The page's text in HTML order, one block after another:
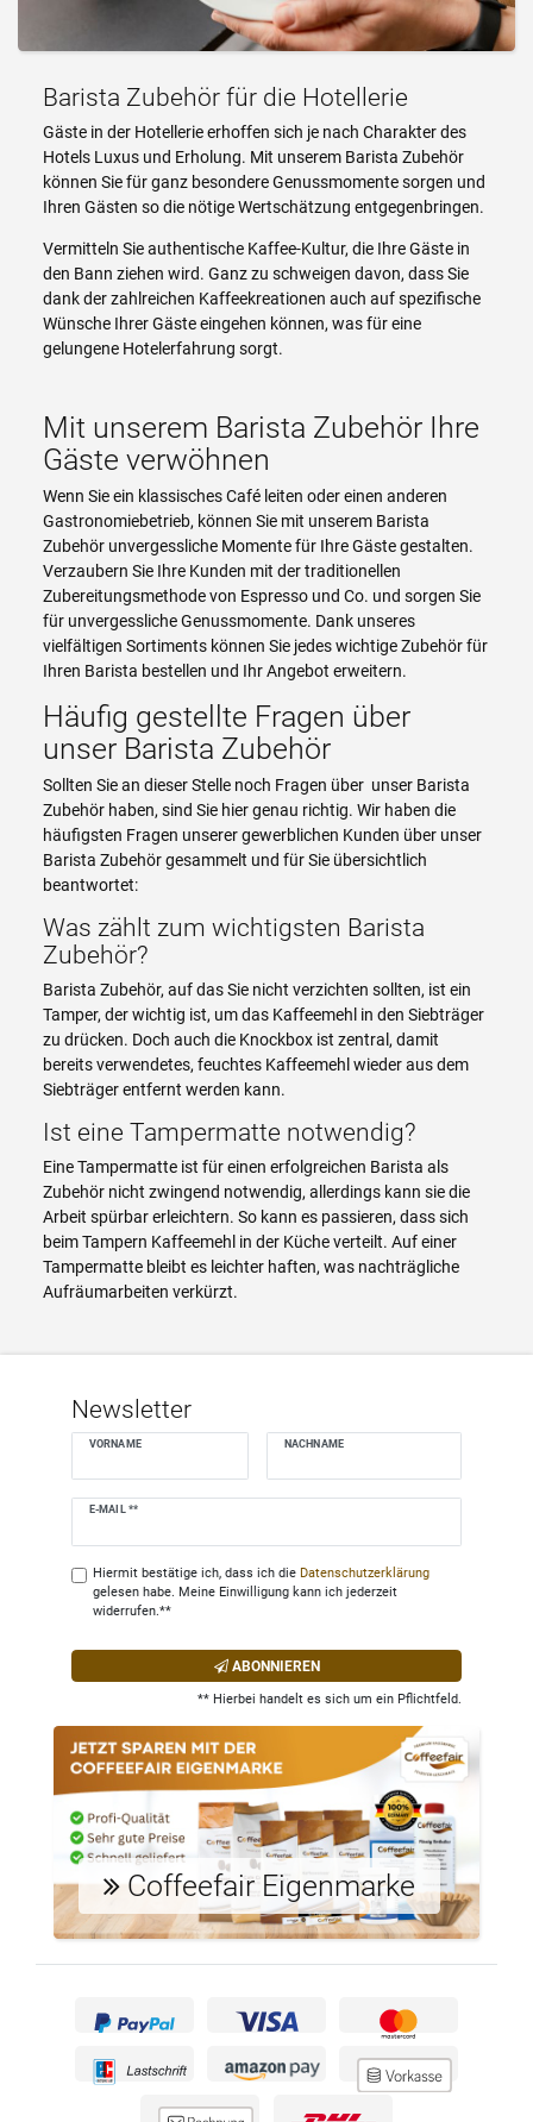
Barista Zubehör für die Hotellerie
Gäste in der Hotellerie erhoffen sich je nach Charakter des
Hotels Luxus und Erholung. Mit unserem Barista Zubehör
können Sie für ganz besondere Genussmomente sorgen und
Ihren Gästen so die nötige Wertschätzung entgegenbringen.
Vermitteln Sie authentische Kaffee-Kultur, die Ihre Gäste in
den Bann ziehen wird. Ganz zu schweigen davon, dass Sie
dank der zahlreichen Kaffeekreationen auch auf spezifische
Wünsche Ihrer Gäste eingehen können, was für eine
gelungene Hotelerfahrung sorgt.
Mit unserem Barista Zubehör Ihre
Gäste verwöhnen
Wenn Sie ein klassisches Café leiten oder einen anderen
Gastronomiebetrieb, können Sie mit unserem Barista
Zubehör unvergessliche Momente für Ihre Gäste gestalten.
Verzaubern Sie Ihre Kunden mit der traditionellen
Zubereitungsmethode von Espresso und Co. und sorgen Sie
für unvergessliche Genussmomente. Dank unseres
vielfältigen Sortiments können Sie jedes wichtige Zubehör für
Ihren Barista bestellen und Ihr Angebot erweitern.
Häufig gestellte Fragen über
unser Barista Zubehör
Sollten Sie an dieser Stelle noch Fragen über unser Barista
Zubehör haben, sind Sie hier genau richtig. Wir haben die
häufigsten Fragen unserer gewerblichen Kunden über unser
Barista Zubehör gesammelt und für Sie übersichtlich
beantwortet:
Was zählt zum wichtigsten Barista
Zubehör?
Barista Zubehör, auf das Sie nicht verzichten sollten, ist ein
Tamper, der wichtig ist, um das Kaffeemehl in den Siebträger
zu drücken. Doch auch die Knockbox ist zentral, damit
bereits verwendetes, feuchtes Kaffeemehl wieder aus dem
Siebträger entfernt werden kann.
Ist eine Tampermatte notwendig?
Eine Tampermatte ist für einen erfolgreichen Barista als
Zubehör nicht zwingend notwendig, allerdings kann sie die
Arbeit spürbar erleichtern. So kann es passieren, dass sich
beim Tampern Kaffeemehl in der Küche verteilt. Auf einer
Tampermatte bleibt es leichter haften, was nachträgliche
Aufräumarbeiten verkürzt.
Newsletter
VORNAME NACHNAME
E-MAIL **
Newsletter
Hiermit bestätige ich, dass ich die Daten­schutz­erklärung
gelesen habe. Meine Einwilligung kann ich jederzeit
widerrufen.**
ABONNIEREN
** Hierbei handelt es sich um ein Pflichtfeld.
Coffeefair Eigenmarke